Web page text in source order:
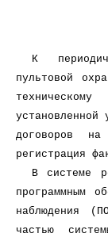
К
пультовой
установленной
договоров
регистрация
В системе
программным
наблюдения
частью